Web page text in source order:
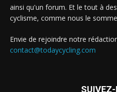
ainsi qu'un forum. Et le tout à
cyclisme, comme nous le
Envie de rejoindre notre
contact@todaycycling.com